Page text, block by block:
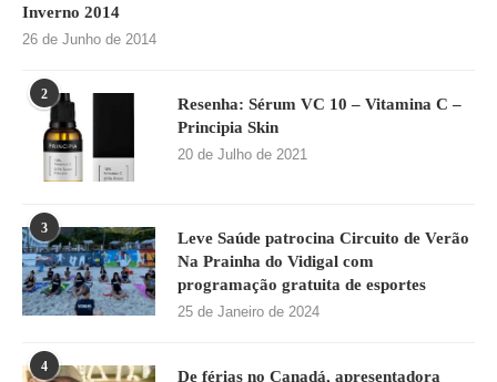
Inverno 2014
26 de Junho de 2014
2
Resenha: Sérum VC 10 – Vitamina C –
Principia Skin
20 de Julho de 2021
3
Leve Saúde patrocina Circuito de Verão
Na Prainha do Vidigal com
programação gratuita de esportes
25 de Janeiro de 2024
4
De férias no Canadá, apresentadora